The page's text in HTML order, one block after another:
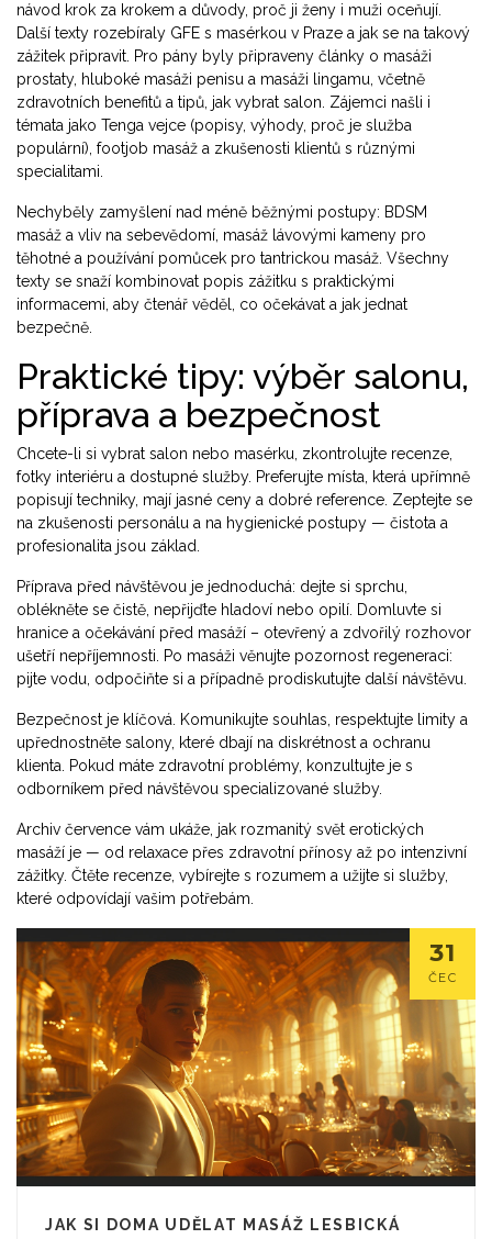
návod krok za krokem a důvody, proč ji ženy i muži oceňují.
Další texty rozebíraly GFE s masérkou v Praze a jak se na takový
zážitek připravit. Pro pány byly připraveny články o masáži
prostaty, hluboké masáži penisu a masáži lingamu, včetně
zdravotních benefitů a tipů, jak vybrat salon. Zájemci našli i
témata jako Tenga vejce (popisy, výhody, proč je služba
populární), footjob masáž a zkušenosti klientů s různými
specialitami.
Nechyběly zamyšlení nad méně běžnými postupy: BDSM
masáž a vliv na sebevědomí, masáž lávovými kameny pro
těhotné a používání pomůcek pro tantrickou masáž. Všechny
texty se snaží kombinovat popis zážitku s praktickými
informacemi, aby čtenář věděl, co očekávat a jak jednat
bezpečně.
Praktické tipy: výběr salonu,
příprava a bezpečnost
Chcete-li si vybrat salon nebo masérku, zkontrolujte recenze,
fotky interiéru a dostupné služby. Preferujte místa, která upřímně
popisují techniky, mají jasné ceny a dobré reference. Zeptejte se
na zkušenosti personálu a na hygienické postupy — čistota a
profesionalita jsou základ.
Příprava před návštěvou je jednoduchá: dejte si sprchu,
oblékněte se čistě, nepřijďte hladoví nebo opilí. Domluvte si
hranice a očekávání před masáží – otevřený a zdvořilý rozhovor
ušetří nepříjemnosti. Po masáži věnujte pozornost regeneraci:
pijte vodu, odpočiňte si a případně prodiskutujte další návštěvu.
Bezpečnost je klíčová. Komunikujte souhlas, respektujte limity a
upřednostněte salony, které dbají na diskrétnost a ochranu
klienta. Pokud máte zdravotní problémy, konzultujte je s
odborníkem před návštěvou specializované služby.
Archiv července vám ukáže, jak rozmanitý svět erotických
masáží je — od relaxace přes zdravotní přínosy až po intenzivní
zážitky. Čtěte recenze, vybírejte s rozumem a užijte si služby,
které odpovídají vašim potřebám.
31
ČEC
JAK SI DOMA UDĚLAT MASÁŽ LESBICKÁ